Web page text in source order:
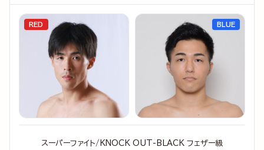
RED
スーパーファイト/KNOCK OUT-BLACK フェザー級
BLUE